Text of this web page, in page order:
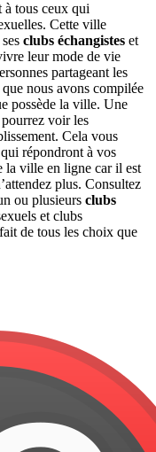
à tous ceux qui
Cette ville
clubs échangistes et
leur mode de vie
partageant les
nous avons compilée
possède la ville. Une
voir les
Cela vous
répondront à vos
la ville en ligne car il est
plus. Consultez
ou plusieurs clubs
et clubs
de tous les choix que